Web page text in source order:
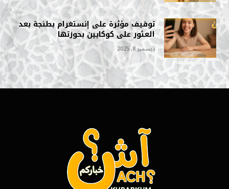
توقيف مؤثرة على إنستغرام بطنجة بعد
العثور على كوكايين بحوزتها
ديسمبر 8, 2025